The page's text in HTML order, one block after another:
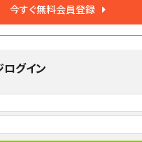
今すぐ無料会員登録
グイン